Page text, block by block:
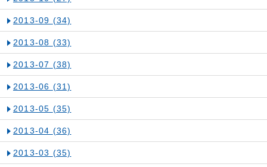
2013-09 (34)
2013-08 (33)
2013-07 (38)
2013-06 (31)
2013-05 (35)
2013-04 (36)
2013-03 (35)